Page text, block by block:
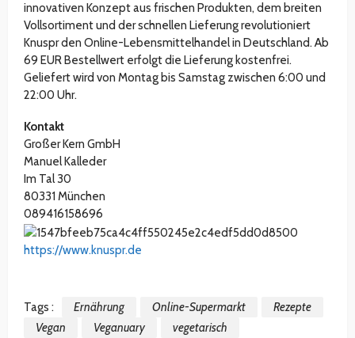
innovativen Konzept aus frischen Produkten, dem breiten
Vollsortiment und der schnellen Lieferung revolutioniert
Knuspr den Online-Lebensmittelhandel in Deutschland. Ab
69 EUR Bestellwert erfolgt die Lieferung kostenfrei.
Geliefert wird von Montag bis Samstag zwischen 6:00 und
22:00 Uhr.
Kontakt
Großer Kern GmbH
Manuel Kalleder
Im Tal 30
80331 München
089416158696
https://www.knuspr.de
Tags : Ernährung Online-Supermarkt
Rezepte
Vegan
Veganuary vegetarisch